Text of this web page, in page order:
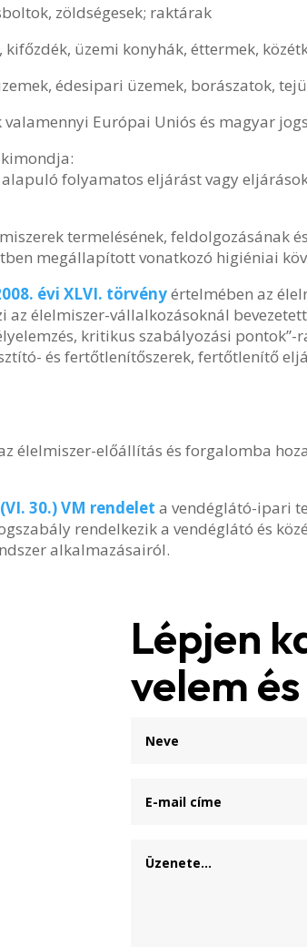
zöldségesek; raktárak
üzemi konyhák, éttermek,
édesipari üzemek, borászatok,
Európai Uniós és magyar
kimondja:
folyamatos eljárást vagy
termelésének, feldolgozásának
megállapított vonatkozó higiéniai
évi XLVI. törvényértelmében az
élelmiszer-vállalkozásoknál
kritikus szabályozási pontok”-
és fertőtlenítőszerek, fertőtlenítő
élelmiszer-előállítás és forgalomba
30.) VM rendelet a vendéglátó-ipari
rendelkezik a vendéglátó és
alkalmazásairól.
Lépjen
velem